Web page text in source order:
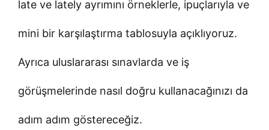
late ve lately ayrımını örneklerle, ipuçlarıyla ve
mini bir karşılaştırma tablosuyla açıklıyoruz.
Ayrıca uluslararası sınavlarda ve iş
görüşmelerinde nasıl doğru kullanacağınızı da
adım adım göstereceğiz.